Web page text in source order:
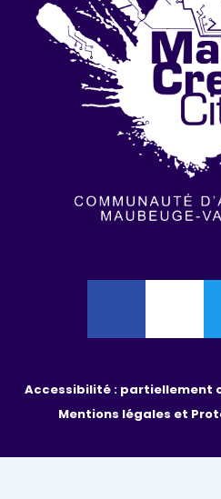
Accessibilité : partiellement
Mentions légales et